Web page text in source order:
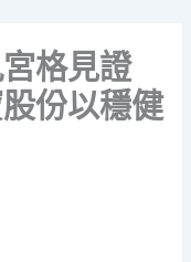
格見證
份以穩健